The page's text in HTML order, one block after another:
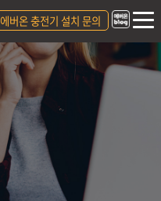
에버온 충전기 설치 문의